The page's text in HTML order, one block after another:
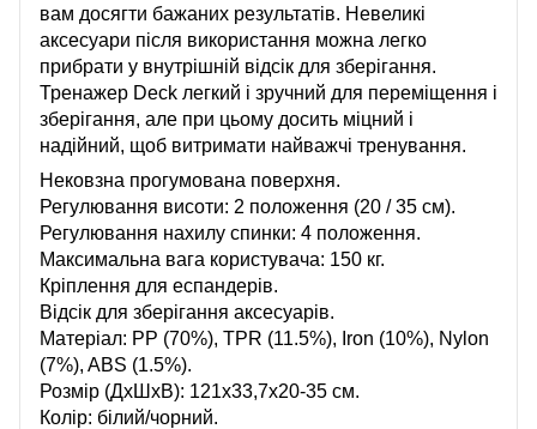
вам досягти бажаних результатів. Невеликі
аксесуари після використання можна легко
прибрати у внутрішній відсік для зберігання.
Тренажер Deck легкий і зручний для переміщення і
зберігання, але при цьому досить міцний і
надійний, щоб витримати найважчі тренування.
Нековзна прогумована поверхня.
Регулювання висоти: 2 положення (20 / 35 см).
Регулювання нахилу спинки: 4 положення.
Максимальна вага користувача: 150 кг.
Кріплення для еспандерів.
Відсік для зберігання аксесуарів.
Матеріал: PP (70%), TPR (11.5%), Iron (10%), Nylon
(7%), ABS (1.5%).
Розмір (ДхШхВ): 121х33,7х20-35 см.
Колір: білий/чорний.